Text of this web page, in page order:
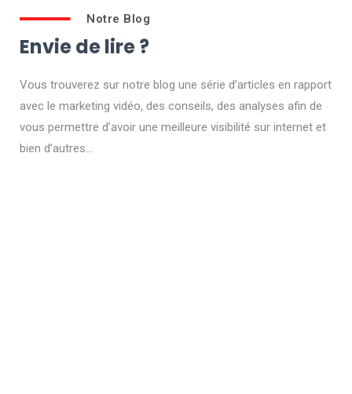
Notre Blog
Envie de lire ?
Vous trouverez sur notre blog une série d’articles en rapport
avec le marketing vidéo, des conseils, des analyses afin de
vous permettre d’avoir une meilleure visibilité sur internet et
bien d’autres…